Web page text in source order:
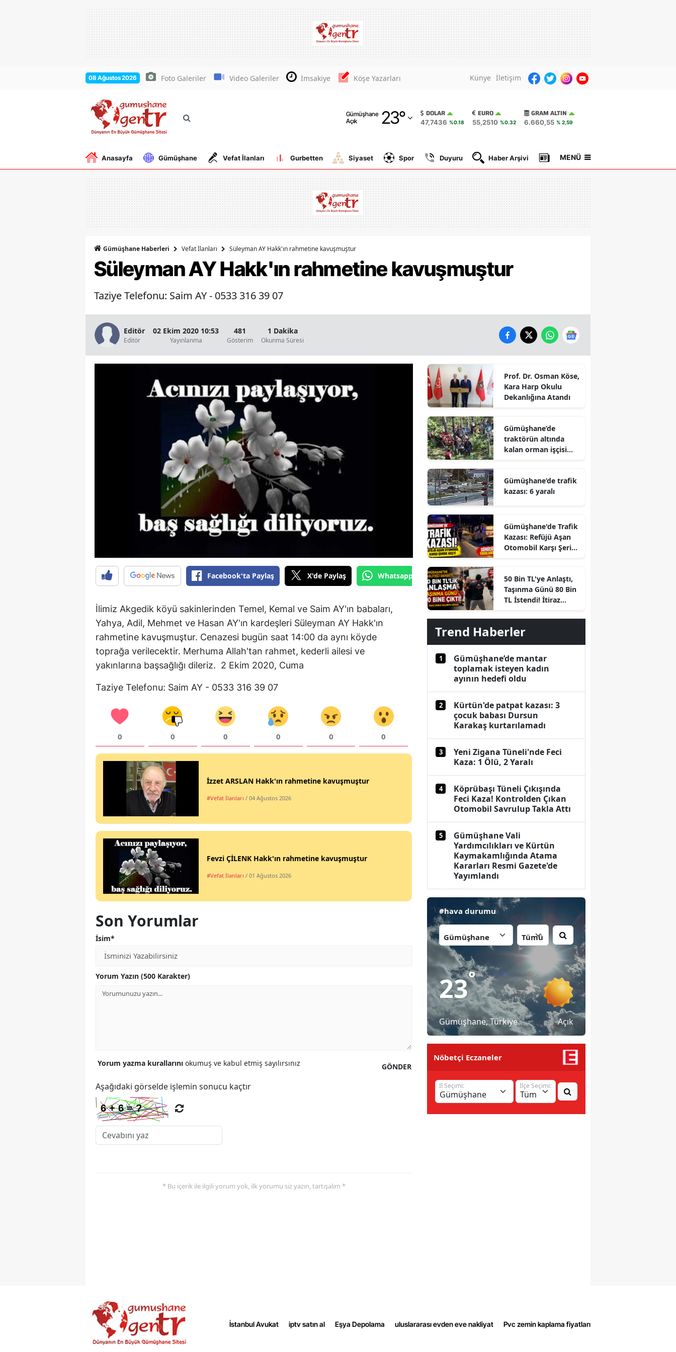
08 Ağustos 2026 Foto Galeriler Video Galeriler İmsakiye Köşe Yazarları Künye İletişim
Gümüşhane
Açık
23°
Adana
Adıyaman
Amasya
Antalya
Aydın
Balıkesir
Bitlis
Çorum
Erzurum
Gaziantep
Giresun
Gümüşhane
Hakkari
Hatay
İstanbul
Kars
Kırşehir
Kocaeli
Uşak
DOLAR
47,7436 %0.18
EURO
55,2510 %0.32
GRAM ALTIN
6.660,55 % 2,59
Anasayfa Gümüşhane Vefat İlanları Gurbetten Siyaset Spor Duyuru Haber Arşivi Gazete Manşetleri
MENÜ
Gümüşhane Haberleri Vefat İlanları Süleyman AY Hakk'ın rahmetine kavuşmuştur
Süleyman AY Hakk'ın rahmetine kavuşmuştur
Taziye Telefonu: Saim AY - 0533 316 39 07
Editör
Editör
02 Ekim 2020 10:53
Yayınlanma
481
Gösterim
1 Dakika
Okunma Süresi
Facebook'ta Paylaş X'de Paylaş Whatsapp'tan Gönder
İlimiz Akgedik köyü sakinlerinden Temel, Kemal ve Saim AY'ın babaları,
Yahya, Adil, Mehmet ve Hasan AY'ın kardeşleri Süleyman AY Hakk'ın
rahmetine kavuşmuştur. Cenazesi bugün saat 14:00 da aynı köyde
toprağa verilecektir. Merhuma Allah'tan rahmet, kederli ailesi ve
yakınlarına başsağlığı dileriz. 2 Ekim 2020, Cuma
Taziye Telefonu: Saim AY - 0533 316 39 07
0 0 0 0 0 0
İzzet ARSLAN Hakk'ın rahmetine kavuşmuştur
#Vefat İlanları / 04 Ağustos 2026
Fevzi ÇİLENK Hakk'ın rahmetine kavuşmuştur
#Vefat İlanları / 01 Ağustos 2026
Son Yorumlar
İsim*
Yorum Yazın (500 Karakter)
GÖNDER
Yorum yazma kurallarını okumuş ve kabul etmiş sayılırsınız
Aşağıdaki görselde işlemin sonucu kaçtır
* Bu içerik ile ilgili yorum yok, ilk yorumu siz yazın, tartışalım *
Prof. Dr. Osman Köse,
Kara Harp Okulu
Dekanlığına Atandı
Gümüşhane’de
traktörün altında
kalan orman işçisi
Gümüşhane’de trafik
kazası: 6 yaralı
Gümüşhane'de Trafik
Kazası: Refüjü Aşan
Otomobil Karşı Şeride
50 Bin TL'ye Anlaştı,
Taşınma Günü 80 Bin
TL İstendi! İtiraz
Trend Haberler
1
Gümüşhane’de mantar
toplamak isteyen kadın
ayının hedefi oldu
2
Kürtün'de patpat kazası: 3
çocuk babası Dursun
Karakaş kurtarılamadı
3
Yeni Zigana Tüneli'nde Feci
Kaza: 1 Ölü, 2 Yaralı
4
Köprübaşı Tüneli Çıkışında
Feci Kaza! Kontrolden Çıkan
Otomobil Savrulup Takla Attı
5
Gümüşhane Vali
Yardımcılıkları ve Kürtün
Kaymakamlığında Atama
Kararları Resmi Gazete'de
Yayımlandı
#hava durumu
23°
Gümüşhane, Türkiye Açık
Nöbetçi Eczaneler
İl Seçimi: İlçe Seçimi:
İstanbul Avukat iptv satın al Eşya Depolama uluslararası evden eve nakliyat Pvc zemin kaplama fiyatları